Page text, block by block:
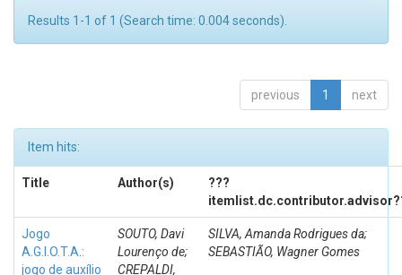
Results 1-1 of 1 (Search time: 0.004 seconds).
previous 1 next
Item hits:
Title Author(s)
???
Jogo
A.G.I.O.T.A.:
jogo de auxílio
SOUTO, Davi
Lourenço de;
CREPALDI,
SILVA, Amanda Rodrigues da;
SEBASTIÃO, Wagner Gomes